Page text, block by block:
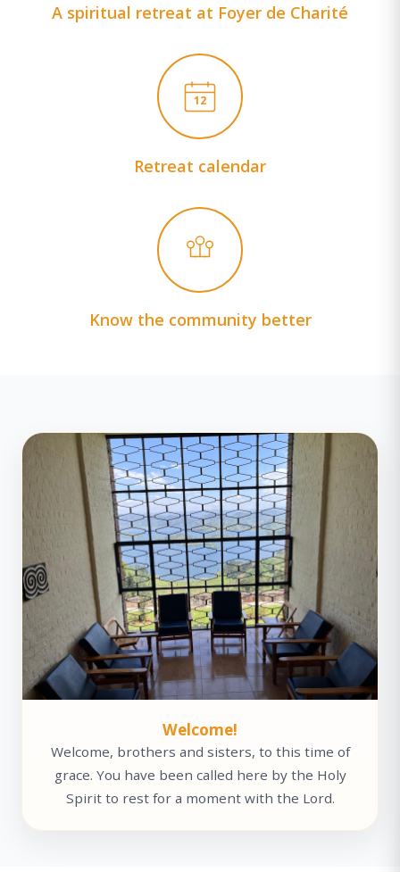
A spiritual retreat at Foyer de Charité
12
Retreat calendar
Know the community better
Welcome!
Welcome, brothers and sisters, to this time of
grace. You have been called here by the Holy
Spirit to rest for a moment with the Lord.